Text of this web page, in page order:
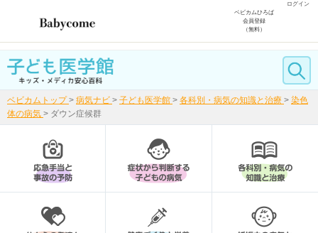
ログイン
ベビカムひろば
会員登録
（無料）
ベビカムトップ > 病気ナビ > 子ども医学館 > 各科別・病気の知識と治療 > 染色
体の病気 > ダウン症候群